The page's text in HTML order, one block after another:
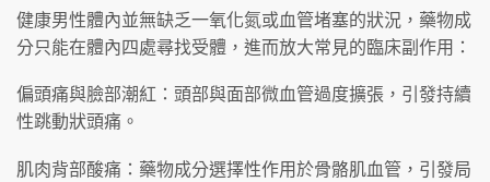
健康男性體內並無缺乏一氧化氮或血管堵塞的狀況，藥物成
分只能在體內四處尋找受體，進而放大常見的臨床副作用：
偏頭痛與臉部潮紅：頭部與面部微血管過度擴張，引發持續
性跳動狀頭痛。
肌肉背部酸痛：藥物成分選擇性作用於骨骼肌血管，引發局